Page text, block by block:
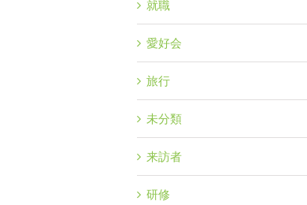
就職
愛好会
旅行
未分類
来訪者
研修